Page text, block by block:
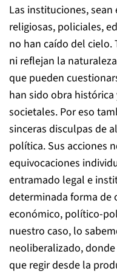
Las instituciones,
religiosas, policiales,
no han caído del
ni reflejan la
que pueden
han sido obra
societales. Por eso
sinceras disculpas de
política. Sus acciones
equivocaciones
entramado legal e
determinada forma de
económico, político-
nuestro caso, lo
neoliberalizado,
que regir desde la